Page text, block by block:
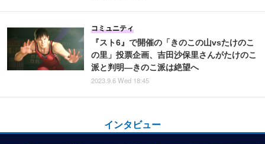
『スト6』で開催の「きのこの山vsたけのこ
の里」投票企画、吉田沙保里さんがたけのこ
派と判明―きのこ派は絶望へ
コミュニティ
2023.9.6 Wed 18:45
インタビュー